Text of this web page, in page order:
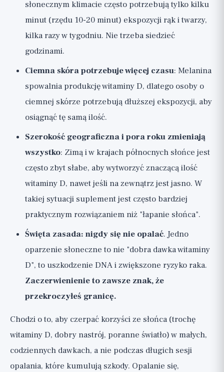
słonecznym klimacie często potrzebują tylko kilku
minut (rzędu 10-20 minut) ekspozycji rąk i twarzy,
kilka razy w tygodniu. Nie trzeba siedzieć
godzinami.
Ciemna skóra potrzebuje więcej czasu: Melanina
spowalnia produkcję witaminy D, dlatego osoby o
ciemnej skórze potrzebują dłuższej ekspozycji, aby
osiągnąć tę samą ilość.
Szerokość geograficzna i pora roku zmieniają
wszystko: Zimą i w krajach północnych słońce jest
często zbyt słabe, aby wytworzyć znaczącą ilość
witaminy D, nawet jeśli na zewnątrz jest jasno. W
takiej sytuacji suplement jest często bardziej
praktycznym rozwiązaniem niż "łapanie słońca".
Święta zasada: nigdy się nie opalać. Jedno
oparzenie słoneczne to nie "dobra dawka witaminy
D", to uszkodzenie DNA i zwiększone ryzyko raka.
Zaczerwienienie to zawsze znak, że
przekroczyłeś granicę.
Chodzi o to, aby czerpać korzyści ze słońca (trochę
witaminy D, dobry nastrój, poranne światło) w małych,
codziennych dawkach, a nie podczas długich sesji
opalania, które kumulują szkody. Opalanie się,